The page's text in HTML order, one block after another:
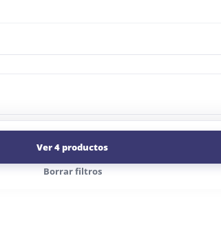
Ver 4 productos
Borrar filtros